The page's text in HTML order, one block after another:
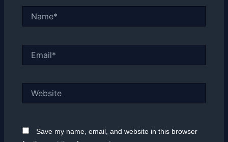
Save my name, email, and website in this browser